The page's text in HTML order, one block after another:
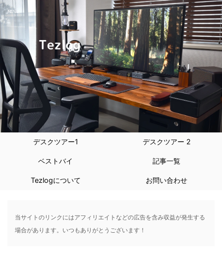
デスクツアー1 デスクツアー 2
ベストバイ 記事一覧
Tezlogについて お問い合わせ
当サイトのリンクにはアフィリエイトなどの広告を含み収益が発生する
場合があります。いつもありがとうございます！